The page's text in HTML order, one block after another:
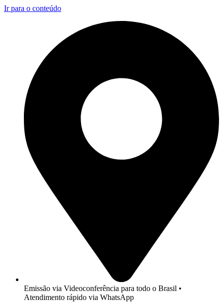
Ir para o conteúdo
Emissão via Videoconferência para todo o Brasil •
Atendimento rápido via WhatsApp